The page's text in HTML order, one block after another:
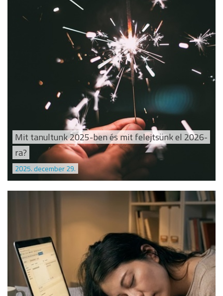
Mit tanultunk 2025-ben és mit felejtsünk el 2026-
ra?
2025. december 29.